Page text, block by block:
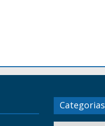
Categorias